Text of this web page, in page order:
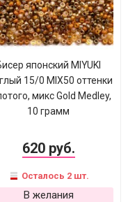
японский MIYUKI
15/0 MIX50 оттенки
микс Gold Medley,
10 грамм
620 руб.
Осталось 2 шт.
В желания